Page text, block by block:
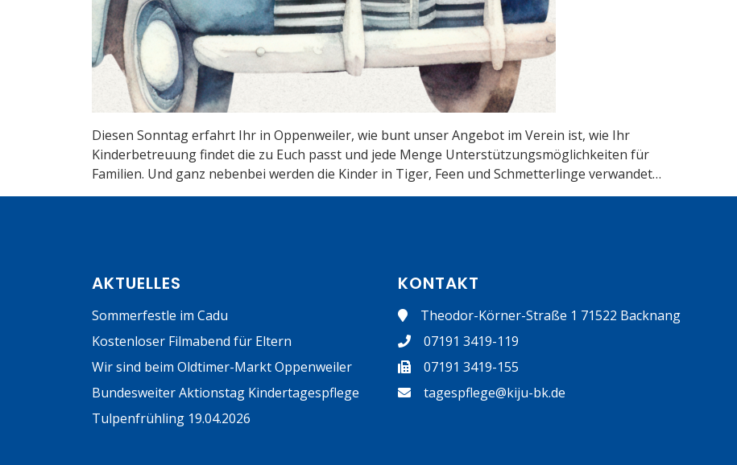
Diesen Sonntag erfahrt Ihr in Oppenweiler, wie bunt unser Angebot im Verein ist, wie Ihr
Kinderbetreuung findet die zu Euch passt und jede Menge Unterstützungsmöglichkeiten für
Familien. Und ganz nebenbei werden die Kinder in Tiger, Feen und Schmetterlinge verwandet…
AKTUELLES
Sommerfestle im Cadu
Kostenloser Filmabend für Eltern
Wir sind beim Oldtimer-Markt Oppenweiler
Bundesweiter Aktionstag Kindertagespflege
Tulpenfrühling 19.04.2026
KONTAKT
Theodor-Körner-Straße 1 71522 Backnang
07191 3419-119
07191 3419-155
tagespflege@kiju-bk.de